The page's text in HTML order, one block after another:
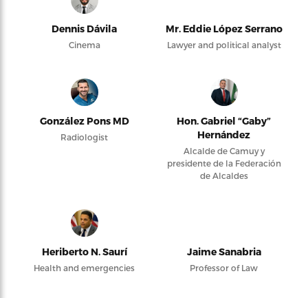
Dennis Dávila
Cinema
Mr. Eddie López Serrano
Lawyer and political analyst
González Pons MD
Radiologist
Hon. Gabriel “Gaby”
Hernández
Alcalde de Camuy y
presidente de la Federación
de Alcaldes
Heriberto N. Saurí
Health and emergencies
Jaime Sanabria
Professor of Law